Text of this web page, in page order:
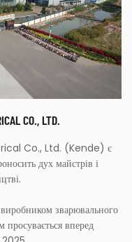
CO., LTD.
Co., Ltd. (Kende) є
дух майстрів і
зварювального
просувається вперед